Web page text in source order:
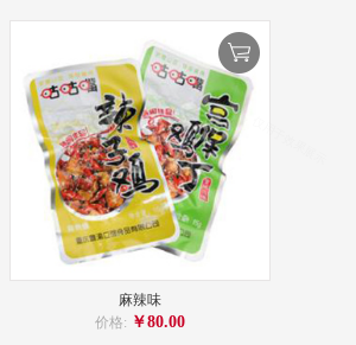
麻辣味
价格: ￥80.00